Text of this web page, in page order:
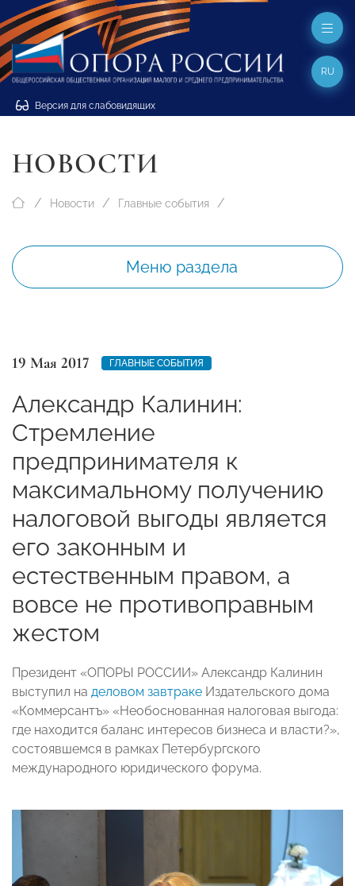
Версия для слабовидящих
RU
НОВОСТИ
Новости Главные события
Меню раздела
19 Мая 2017 ГЛАВНЫЕ СОБЫТИЯ
Александр Калинин:
Стремление
предпринимателя к
максимальному получению
налоговой выгоды является
его законным и
естественным правом, а
вовсе не противоправным
жестом
Президент «ОПОРЫ РОССИИ» Александр Калинин
выступил на деловом завтраке Издательского дома
«Коммерсантъ» «Необоснованная налоговая выгода:
где находится баланс интересов бизнеса и власти?»,
состоявшемся в рамках Петербургского
международного юридического форума.